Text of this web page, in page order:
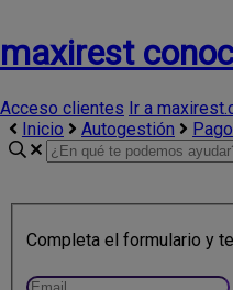
maxirest
Acceso clientes Ir a
Inicio
Autogestión
Completa el formulario y